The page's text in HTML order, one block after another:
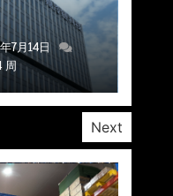
7月14日
周
7月14日
周
冷链公司？
7月14日
周
7月14日
周
值与落地实践解析
7月14日
周
7月14日
周
7月14日
周
Next